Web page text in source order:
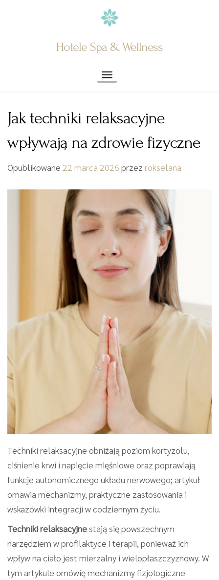
Hotele Spa & Wellness
Toggle navigation
Jak techniki relaksacyjne
wpływają na zdrowie fizyczne
Opublikowane 22 marca 2026 przez rokselana
Techniki relaksacyjne obniżają poziom kortyzolu,
ciśnienie krwi i napięcie mięśniowe oraz poprawiają
funkcje autonomicznego układu nerwowego; artykuł
omawia mechanizmy, praktyczne zastosowania i
wskazówki integracji w codziennym życiu.
Techniki relaksacyjne stają się powszechnym
narzędziem w profilaktyce i terapii, ponieważ ich
wpływ na ciało jest mierzalny i wielopłaszczyznowy. W
tym artykule omówię mechanizmy fizjologiczne